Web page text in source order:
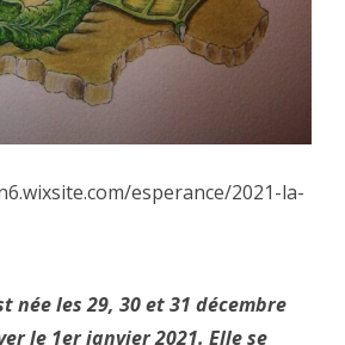
esperance/2021-la-
les 29, 30 et 31 décembre
le 1er janvier 2021. Elle se